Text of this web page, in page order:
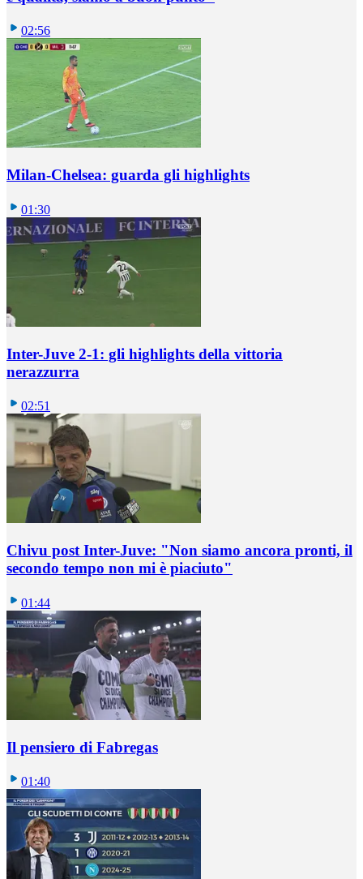
02:56
Milan-Chelsea: guarda gli highlights
01:30
Inter-Juve 2-1: gli highlights della vittoria
nerazzurra
02:51
Chivu post Inter-Juve: "Non siamo ancora pronti, il
secondo tempo non mi è piaciuto"
01:44
Il pensiero di Fabregas
01:40